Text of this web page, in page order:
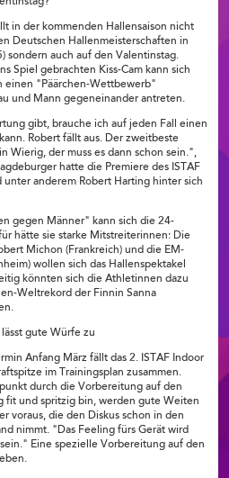
in der kommenden Hallensaison nicht
Deutschen Hallenmeisterschaften in
sondern auch auf den Valentinstag.
Spiel gebrachten Kiss-Cam kann sich
einen "Päärchen-Wettbewerb"
und Mann gegeneinander antreten.
gibt, brauche ich auf jeden Fall einen
Robert fällt aus. Der zweitbeste
Wierig, der muss es dann schon sein.",
hatte die Premiere des ISTAF
unter anderem Robert Harting hinter sich
gegen Männer" kann sich die 24-
hätte sie starke Mitstreiterinnen: Die
Michon (Frankreich) und die EM-
wollen sich das Hallenspektakel
könnten sich die Athletinnen dazu
Weltrekord der Finnin Sanna
gute Würfe zu
Anfang März fällt das 2. ISTAF Indoor
im Trainingsplan zusammen.
durch die Vorbereitung auf den
fit und spritzig bin, werden gute Weiten
voraus, die den Diskus schon in den
nimmt. "Das Feeling fürs Gerät wird
Eine spezielle Vorbereitung auf den